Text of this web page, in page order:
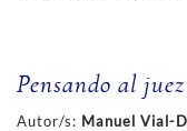
Pensando al juez
Autor/s: Manuel Vial-